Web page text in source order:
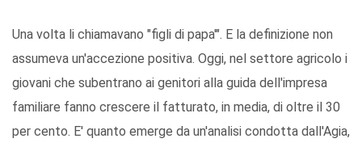
Una volta li chiamavano "figli di papa'". E la definizione non
assumeva un'accezione positiva. Oggi, nel settore agricolo i
giovani che subentrano ai genitori alla guida dell'impresa
familiare fanno crescere il fatturato, in media, di oltre il 30
per cento. E' quanto emerge da un'analisi condotta dall'Agia,